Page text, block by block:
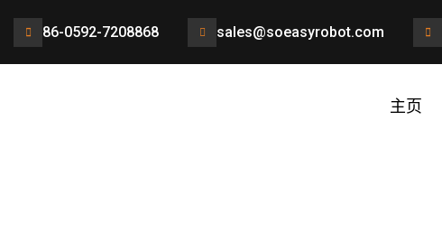
86-0592-7208868 sales@soeasyrobot.com
主页